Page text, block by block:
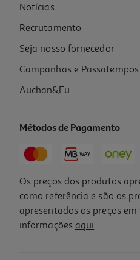
Notícias
Recrutamento
Seja nosso fornecedor
Campanhas e Passatempos
Auchan&Eu
Métodos de Pagamento
Os preços dos produtos
como referência e são os
apresentados os preços
informações aqui.